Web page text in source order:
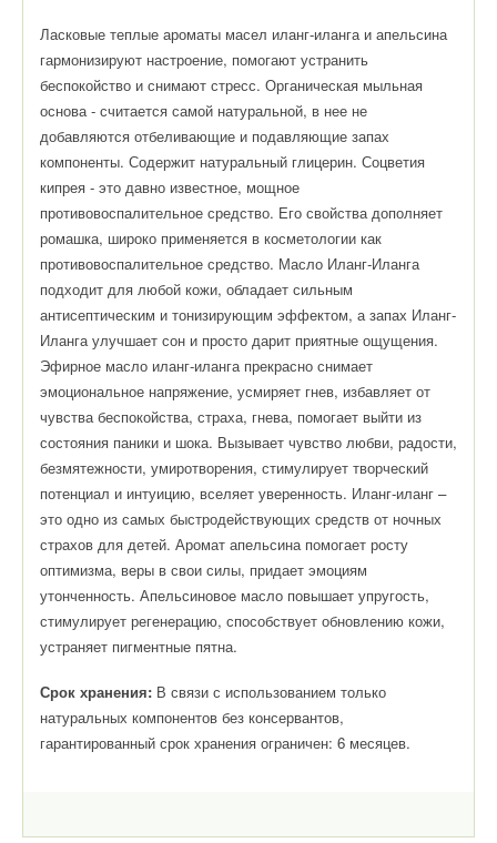
Ласковые теплые ароматы масел иланг-иланга и апельсина
гармонизируют настроение, помогают устранить
беспокойство и снимают стресс. Органическая мыльная
основа - считается самой натуральной, в нее не
добавляются отбеливающие и подавляющие запах
компоненты. Содержит натуральный глицерин. Соцветия
кипрея - это давно известное, мощное
противовоспалительное средство. Его свойства дополняет
ромашка, широко применяется в косметологии как
противовоспалительное средство. Масло Иланг-Иланга
подходит для любой кожи, обладает сильным
антисептическим и тонизирующим эффектом, а запах Иланг-
Иланга улучшает сон и просто дарит приятные ощущения.
Эфирное масло иланг-иланга прекрасно снимает
эмоциональное напряжение, усмиряет гнев, избавляет от
чувства беспокойства, страха, гнева, помогает выйти из
состояния паники и шока. Вызывает чувство любви, радости,
безмятежности, умиротворения, стимулирует творческий
потенциал и интуицию, вселяет уверенность. Иланг-иланг –
это одно из самых быстродействующих средств от ночных
страхов для детей. Аромат апельсина помогает росту
оптимизма, веры в свои силы, придает эмоциям
утонченность. Апельсиновое масло повышает упругость,
стимулирует регенерацию, способствует обновлению кожи,
устраняет пигментные пятна.
Срок хранения: В связи с использованием только
натуральных компонентов без консервантов,
гарантированный срок хранения ограничен: 6 месяцев.